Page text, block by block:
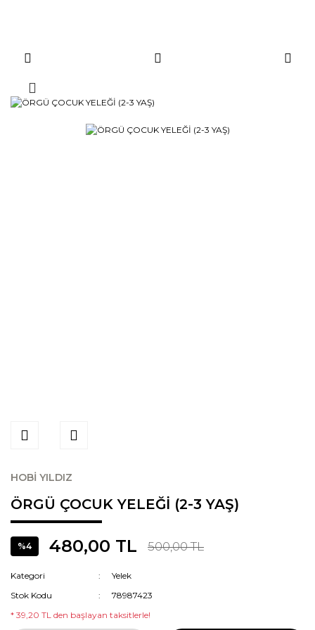
HOBİ YILDIZ
ÖRGÜ ÇOCUK YELEĞİ (2-3 YAŞ)
%4 480,00 TL 500,00 TL
Kategori
Yelek
Stok Kodu
78987423
* 39,20 TL den başlayan taksitlerle!